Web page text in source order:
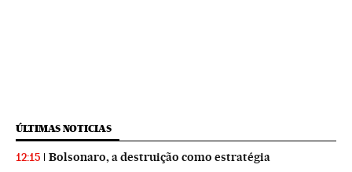
ÚLTIMAS NOTICIAS
12:15 Bolsonaro, a destruição como estratégia